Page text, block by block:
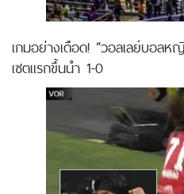
เกมอย่างเดือด! “วอลเลย์บอล
เซตแรกขึ้นนำ 1-0